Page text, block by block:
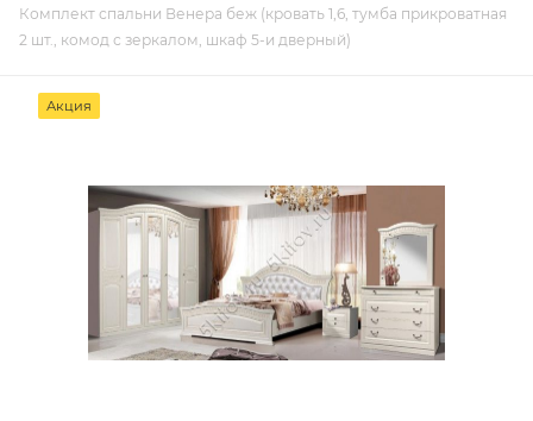
Комплект спальни Венера беж (кровать 1,6, тумба прикроватная
2 шт., комод с зеркалом, шкаф 5-и дверный)
Акция